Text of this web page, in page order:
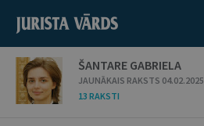
ŠANTARE GABRIELA
JAUNĀKAIS RAKSTS 04.02.2025
13 RAKSTI